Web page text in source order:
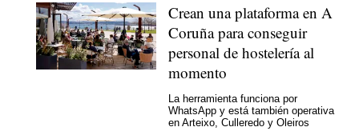
Crean una plataforma en A
Coruña para conseguir
personal de hostelería al
momento
La herramienta funciona por
WhatsApp y está también operativa
en Arteixo, Culleredo y Oleiros